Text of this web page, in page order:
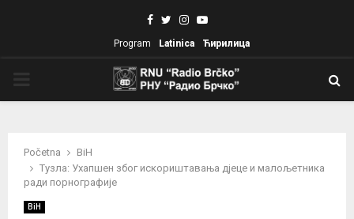
Facebook
TwitterInstagram
Youtube
Program Latinica Ћирилица
Početna
BiH
Тузла: Ухапшен због искориштавања дјеце и малољетника
ради порнографије
BiH